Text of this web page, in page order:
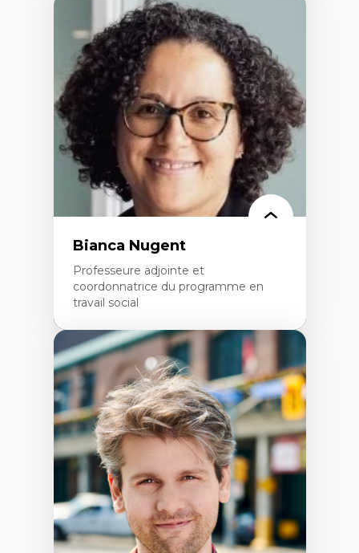
Expertises
Neuropsychiatrie et neurosciences
Direction d'essais cliniques
Analyse des politiques et pratiques en santé
mentale
Développement de protocoles d'essais
cliniques
Collaboration interfonctionnelle
Leadership en recherche clinique
Développement de cadres politiques
Collaboration avec des entreprises
pharmaceutiques
Rédaction de publications et de rapports
politiques
Enseignement et mentorat
Bianca Nugent
Professeure adjointe et
coordonnatrice du programme en
travail social
Expertises
Travail social, action et justice sociale
Fondements de l’intervention et des
nouvelles pratiques en travail social et en
éducation inclusive
Minorités linguistiques, offre active et
francophonie plurielle en contexte
linguistique minoritaire
Études critiques sur le handicap, la
neurodiversité, l'agentivité et les injustices
épistémiques
Intersectionnalité et réalités 2SLGBTQ+
Méthodes d’interventions et approches
antiraciste, décoloniale, anti-oppressive
Approche interculturelle critique